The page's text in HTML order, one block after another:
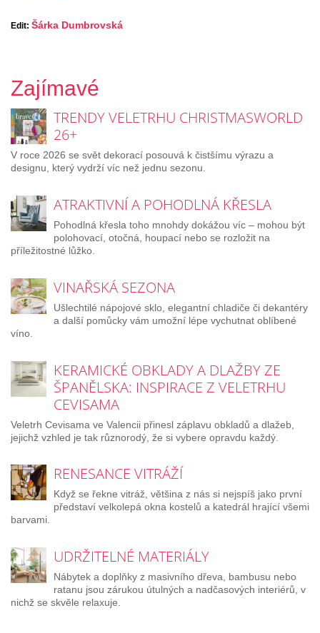
Edit: Šárka Dumbrovská
Zajímavé
TRENDY VELETRHU CHRISTMASWORLD
26+
V roce 2026 se svět dekorací posouvá k čistšímu výrazu a
designu, který vydrží víc než jednu sezonu.
ATRAKTIVNÍ A POHODLNÁ KŘESLA
Pohodlná křesla toho mnohdy dokážou víc – mohou být
polohovací, otočná, houpací nebo se rozložit na
příležitostné lůžko.
VINAŘSKÁ SEZONA
Ušlechtilé nápojové sklo, elegantní chladiče či dekantéry
a další pomůcky vám umožní lépe vychutnat oblíbené
víno.
KERAMICKÉ OBKLADY A DLAŽBY ZE
ŠPANĚLSKA: INSPIRACE Z VELETRHU
CEVISAMA
Veletrh Cevisama ve Valencii přinesl záplavu obkladů a dlažeb,
jejichž vzhled je tak různorodý, že si vybere opravdu každý.
RENESANCE VITRÁŽÍ
Když se řekne vitráž, většina z nás si nejspíš jako první
představí velkolepá okna kostelů a katedrál hrající všemi
barvami.
UDRŽITELNÉ MATERIÁLY
Nábytek a doplňky z masivního dřeva, bambusu nebo
ratanu jsou zárukou útulných a nadčasových interiérů, v
nichž se skvěle relaxuje.